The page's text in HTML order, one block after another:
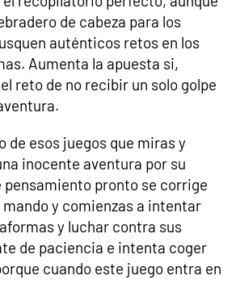
de cabeza para los
auténticos retos en los
Aumenta la apuesta si,
reto de no recibir un solo golpe
de esos juegos que miras y
inocente aventura por su
pronto se corrige
mando y comienzas a intentar
y luchar contra sus
de paciencia e intenta coger
cuando este juego entra en